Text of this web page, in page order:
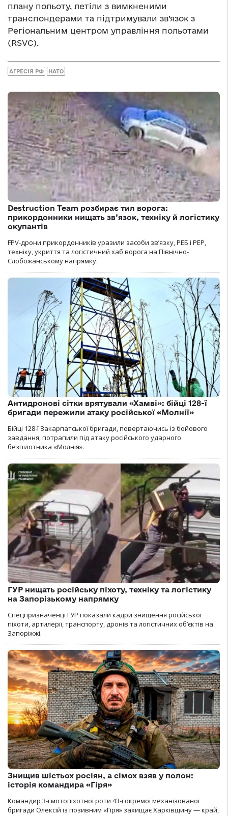
плану польоту, летіли з вимкненими
транспондерами та підтримували зв’язок з
Регіональним центром управління польотами
(RSVC).
АГРЕСІЯ РФ НАТО
Destruction Team розбирає тил ворога:
прикордонники нищать зв’язок, техніку й логістику
окупантів
FPV-дрони прикордонників уразили засоби зв’язку, РЕБ і РЕР,
техніку, укриття та логістичний хаб ворога на Північно-
Слобожанському напрямку.
Антидронові сітки врятували «Хамві»: бійці 128-ї
бригади пережили атаку російської «Молнії»
Бійці 128-ї Закарпатської бригади, повертаючись із бойового
завдання, потрапили під атаку російського ударного
безпілотника «Молнія».
ГУР нищать російську піхоту, техніку та логістику
на Запорізькому напрямку
Спецпризначенці ГУР показали кадри знищення російської
піхоти, артилерії, транспорту, дронів та логістичних об’єктів на
Запоріжжі.
Знищив шістьох росіян, а сімох взяв у полон:
історія командира «Гіря»
Командир 3-ї мотопіхотної роти 43-ї окремої механізованої
бригади Олексій із позивним «Гіря» захищає Харківщину — край,